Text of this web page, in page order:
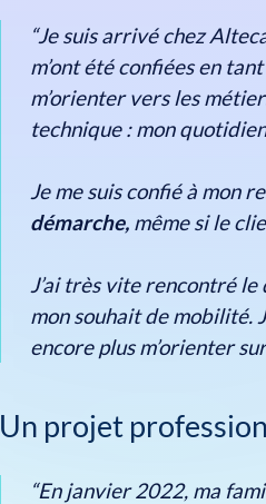
“Je suis arrivé chez
m’ont été confiées en
m’orienter vers les
technique : mon
Je me suis confié à mon
démarche, même si le
J’ai très vite rencontré le
mon souhait de mobilité.
encore plus m’orienter
Un projet
“En janvier 2022, ma